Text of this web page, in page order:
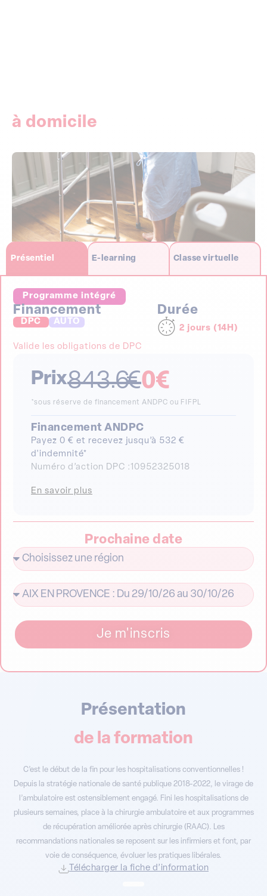
Présentiel E-learning Classe virtuelle
Financement
DPC AUTO
2 jours (14H)
843.6€0 €
*sous réserve de financement ANDPC ou FIFPL
Financement ANDPC
Payez 0 € et recevez jusqu’à 532 €
d'indemnité*
Numéro d’action DPC :
Prochaine date
Je m'inscris
Depuis la stratégie nationale de santé publique 2018-2022, le virage de
l’ambulatoire est ostensiblement engagé. Fini les hospitalisations de
plusieurs semaines, place à la chirurgie ambulatoire et aux programmes
de récupération améliorée après chirurgie (RAAC). Les
recommandations nationales se reposent sur les infirmiers et font, par
voie de conséquence, évoluer les pratiques libérales.
Télécharger la fiche d’information